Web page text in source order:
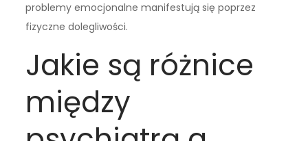
problemy emocjonalne manifestują się poprzez
fizyczne dolegliwości.
Jakie są różnice
między